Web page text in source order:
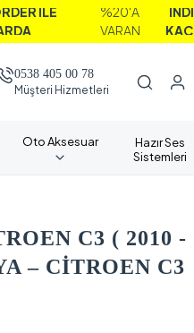
%20'A
İNDİRİMLERİ
KAÇIRMAYIN!
0538 405 00 78
Müşteri Hizmetleri
Oto Aksesuar
Hazır Ses
Sistemleri
C3 ( 2010 -
– CİTROEN C3